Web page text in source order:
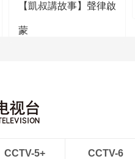
【凱叔講故事】聲律啟
蒙
CCTV-5+
CCTV-6